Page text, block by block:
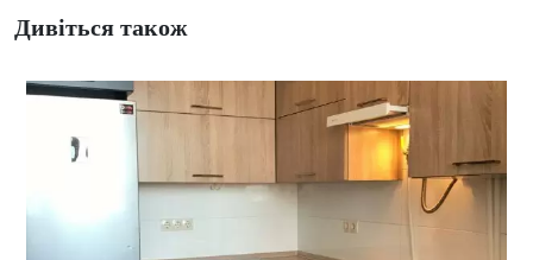
Дивіться також